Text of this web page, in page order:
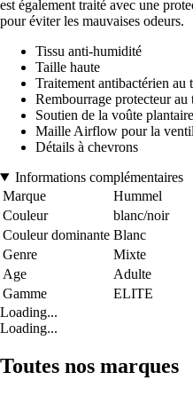
est également traité avec une
pour éviter les mauvaises odeurs.
Tissu anti-humidité
Taille haute
Traitement antibactérien au
Rembourrage protecteur
Soutien de la voûte plantaire
Maille Airflow pour la
Détails à chevrons
Informations complémentaires
Marque
Hummel
Couleur
blanc/noir
Couleur dominante Blanc
Genre
Mixte
Age
Adulte
Gamme
ELITE
Loading...
Loading...
Toutes nos marques